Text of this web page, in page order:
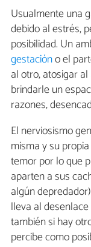
Usualmente una
debido al estrés,
posibilidad. Un
gestacióno el
al otro, atosigar
brindarle un
razones,
El nerviosismo
misma y su
temor por lo que
aparten a sus
algún
lleva al
también si hay
percibe como